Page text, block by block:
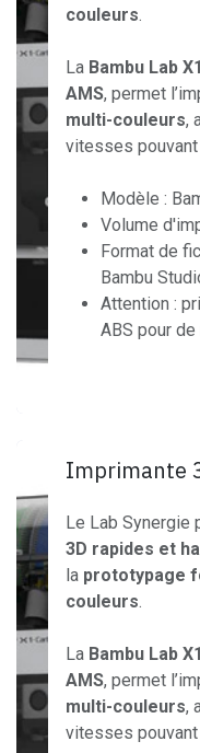
couleurs.
La Bambu Lab
AMS, permet
multi-couleurs,
vitesses
Modèle :
Volume
Format de
Bambu
Attention :
ABS pour
Imprimante
Le Lab Synergie
3D rapides et
la prototypage
couleurs.
La Bambu Lab
AMS, permet
multi-couleurs,
vitesses